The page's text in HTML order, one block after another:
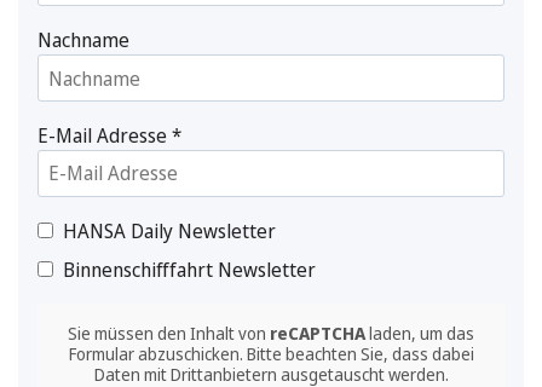
Nachname
E-Mail Adresse*
HANSA Daily Newsletter
Binnenschifffahrt Newsletter
Sie müssen den Inhalt von reCAPTCHAladen, um das
Formular abzuschicken. Bitte beachten Sie, dass dabei
Daten mit Drittanbietern ausgetauscht werden.